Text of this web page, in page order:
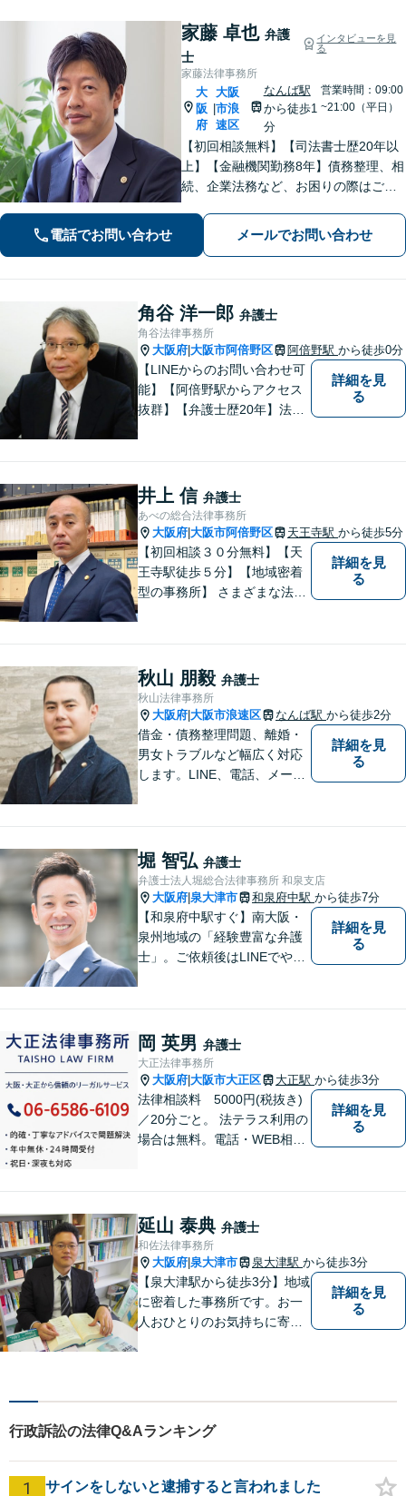
家藤 卓也 弁護
士
インタビューを見
る
家藤法律事務所
大
阪
府
大阪
市浪
速区
なんば駅
から徒歩1
分
営業時間：09:00
~21:00（平日）
【初回相談無料】【司法書士歴20年以
上】【金融機関勤務8年】債務整理、相
続、企業法務など、お困りの際はご相
りを大切にしております。悩む前に、
一度弁護士にご相談ください。【電話
電話でお問い合わせ メールでお問い合わせ
角谷 洋一郎 弁護士
角谷法律事務所
大阪府 大阪市阿倍野区 阿倍野駅 から徒歩0分
【LINEからのお問い合わせ可
能】【阿倍野駅からアクセス
抜群】【弁護士歴20年】法テ
トップ対応が強み！交通事故
／遺産分割／離婚／債務整理
／その他
詳細を見
る
井上 信 弁護士
あべの総合法律事務所
大阪府 大阪市阿倍野区 天王寺駅 から徒歩5分
【初回相談３０分無料】【天
王寺駅徒歩５分】【地域密着
型の事務所】 さまざまな法律
相続、インターネット上のト
ラブルに注力！！
詳細を見
る
秋山 朋毅 弁護士
秋山法律事務所
大阪府 大阪市浪速区 なんば駅 から徒歩2分
借金・債務整理問題、離婚・
男女トラブルなど幅広く対応
します。LINE、電話、メー
をできるだけ少なく！相談し
やすい環境づくりに努め、納
得できる解決を目指します！
詳細を見
る
堀 智弘 弁護士
弁護士法人堀総合法律事務所 和泉支店
大阪府 泉大津市 和泉府中駅 から徒歩7分
【和泉府中駅すぐ】南大阪・
泉州地域の「経験豊富な弁護
士」。ご依頼後はLINEでやり
制。グループ会社に税理士法
人・社労士事務所・不動産会
社があり問題を丸ごと解決！
詳細を見
る
岡 英男 弁護士
大正法律事務所
大阪府 大阪市大正区 大正駅 から徒歩3分
法律相談料 5000円(税抜き)
／20分ごと。 法テラス利用の
場合は無料。電話・WEB相談
相談可能です。
詳細を見
る
延山 泰典 弁護士
和佐法律事務所
大阪府 泉大津市 泉大津駅 から徒歩3分
【泉大津駅から徒歩3分】地域
に密着した事務所です。お一
人おひとりのお気持ちに寄り
詳細を見
る
行政訴訟の法律Q&Aランキング
1 サインをしないと逮捕すると言われました